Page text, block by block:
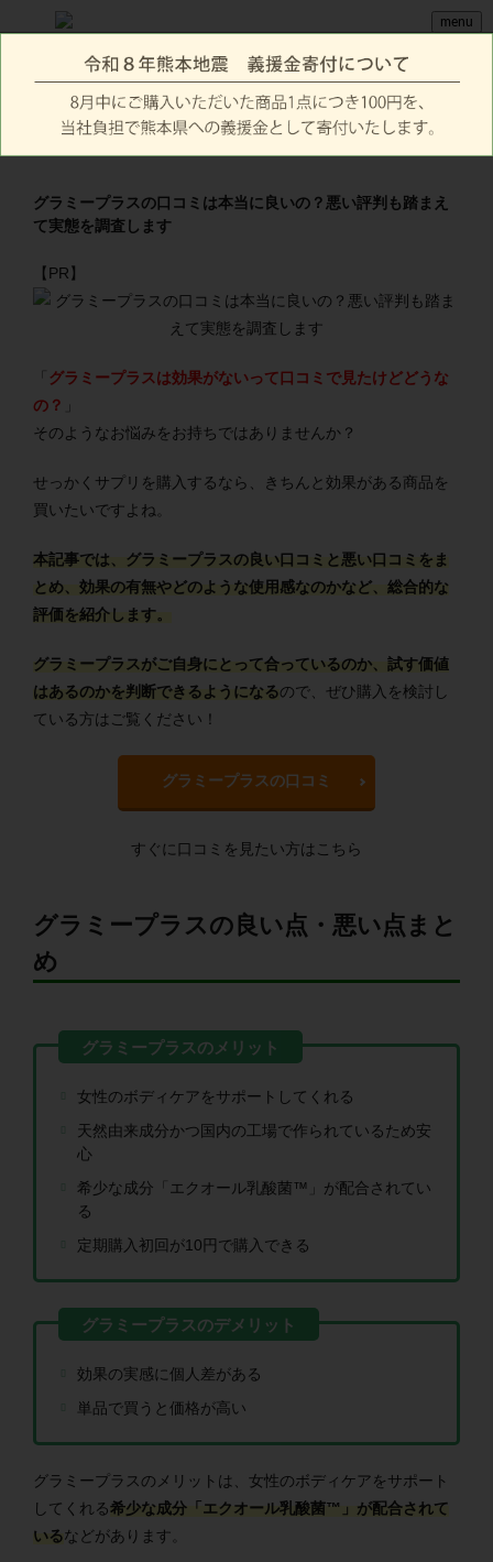
menu
グラミープラスの口コミは本当に良いの？悪い評判も踏まえ
て実態を調査します
【PR】
グラミープラスは効果がないって口コミで見たけどどうな
の？
そのようなお悩みをお持ちではありませんか？
せっかくサプリを購入するなら、きちんと効果がある商品を
買いたいですよね。
本記事では、グラミープラスの良い口コミと悪い口コミをま
とめ、効果の有無やどのような使用感なのかなど、総合的な
評価を紹介します。
グラミープラスがご自身にとって合っているのか、試す価値
はあるのかを判断できるようになるので、ぜひ購入を検討し
ている方はご覧ください！
グラミープラスの口コミ
すぐに口コミを見たい方はこちら
グラミープラスの良い点・悪い点まと
め
女性のボディケアをサポートしてくれる
天然由来成分かつ国内の工場で作られているため安
心
希少な成分「エクオール乳酸菌™」が配合されてい
る
定期購入初回が10円で購入できる
効果の実感に個人差がある
単品で買うと価格が高い
グラミープラスのメリットは、女性のボディケアをサポート
してくれる希少な成分 「エクオール乳酸菌™」 が配合されて
いるなどがあります。